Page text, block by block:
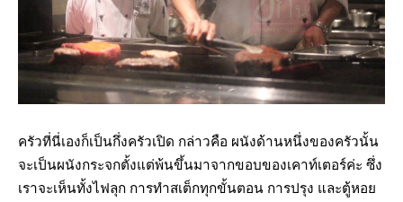
ครัวที่นี่เองก็เป็นกึ่งครัวเปิด กล่าวคือ ผนังด้านหนึ่งของครัวนั้น
จะเป็นผนังกระจกตั้งแต่พ้นขึ้นมาจากขอบของเคาท์เตอร์ค่ะ ซึ่ง
เราจะเห็นทั้งไฟลุก การทำสเต็กทุกขั้นตอน การปรุง และตู้หอย